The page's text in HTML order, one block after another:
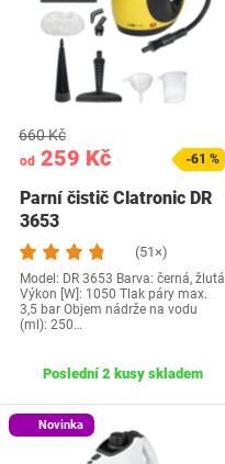
od 259 Kč
660 Kč
-61 %
Parní čistič Clatronic DR
3653
(51×)
Model: ‎DR 3653 Barva: černá, žlutá
Výkon [W]: 1050 Tlak páry max.
3,5 bar Objem nádrže na vodu
(ml): 250…
Poslední 2 kusy skladem
Novinka